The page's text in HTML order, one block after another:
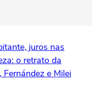
juros nas
o retrato da
e Milei